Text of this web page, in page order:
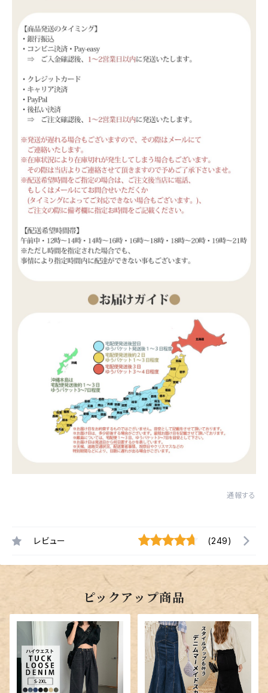
通報する
レビュー (249)
ピックアップ商品